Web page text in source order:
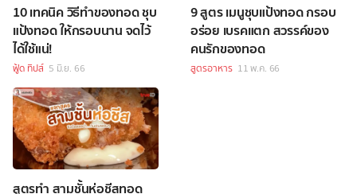
10 เทคนิค วิธีทำของทอด ชุบ
แป้งทอด ให้กรอบนาน จดไว้
ได้ใช้แน่!
ฟู้ด ทิปส์ 5 มิ.ย. 66
9 สูตร เมนูชุบแป้งทอด กรอบ
อร่อย เบรคแตก สวรรค์ของ
คนรักของทอด
สูตรอาหาร 11 พ.ค. 66
สูตรทำ สามชั้นห่อชีสทอด